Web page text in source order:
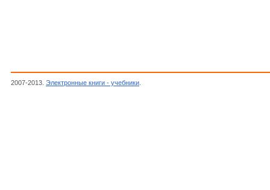
2007-2013. Электронные книги - учебники